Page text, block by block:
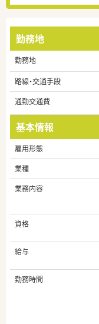
勤務地
勤務地
路線・交通手段
通勤交通費
基本情報
雇用形態
業種
業務内容
資格
給与
勤務時間